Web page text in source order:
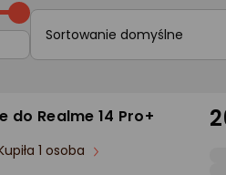
Sortowanie domyślne
do Realme 14 Pro+
1 osoba